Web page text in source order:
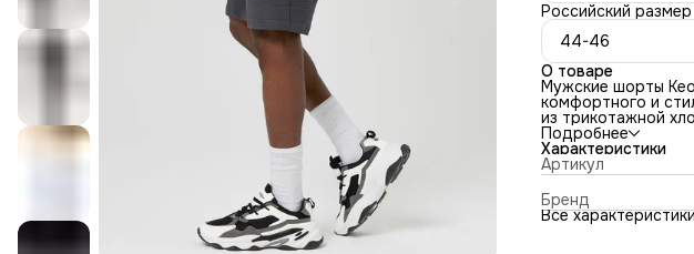
Российский размер
44-46
О товаре
Мужские шорты
комфортного и
из трикотажной
максимальный
спортивные, эти
на природе, в
для домашнего
стиль, что
Благодаря
хранить свои
Подробнее
Характеристики
Артикул
Бренд
Все